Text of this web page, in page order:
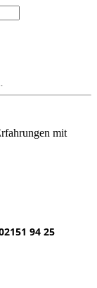
mit
94 25